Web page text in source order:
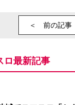
＜ 前の記事
ロ最新記事